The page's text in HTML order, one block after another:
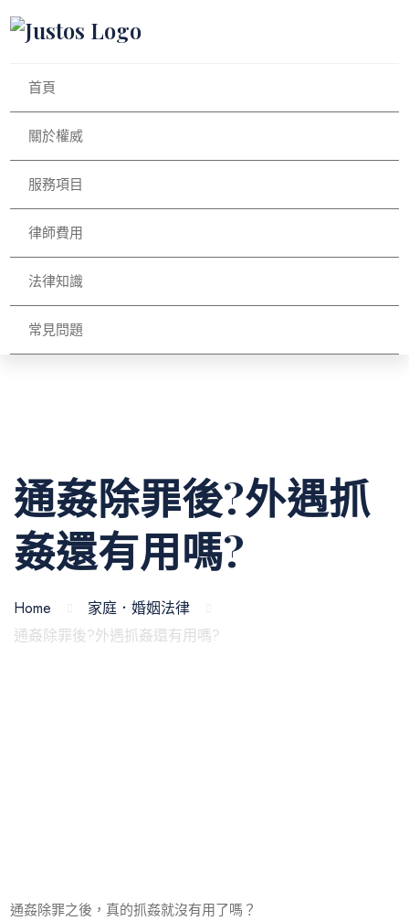
首頁
關於權威
服務項目
律師費用
法律知識
常見問題
通姦除罪後?外遇抓
姦還有用嗎?
Home
家庭．婚姻法律
通姦除罪後?外遇抓姦還有用嗎?
通姦除罪之後，真的抓姦就沒有用了嗎？